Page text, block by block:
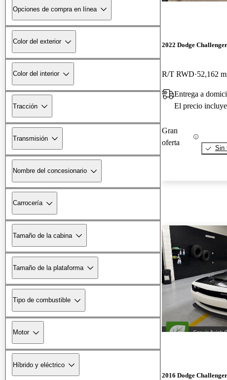
Opciones de compra en línea
Color del exterior
Color del interior
Tracción
Transmisión
Nombre del concesionario
Carrocería
Tamaño de la cabina
Tamaño de la plataforma
Tipo de combustible
Motor
Híbrido y eléctrico
2022 Dodge Challenger
R/T RWD 52,162
Entrega a
El precio
Gran
oferta
Sin
2016 Dodge Challenger